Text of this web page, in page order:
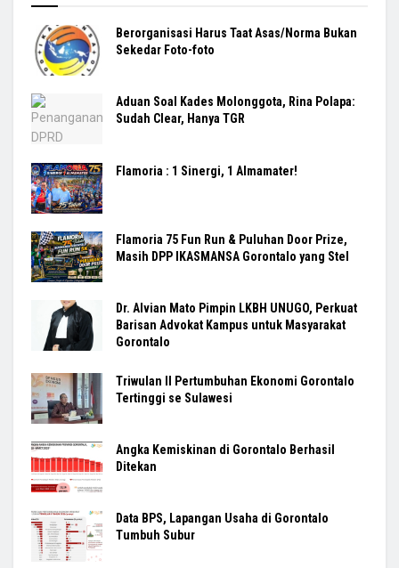
Berorganisasi Harus Taat Asas/Norma Bukan
Sekedar Foto-foto
Aduan Soal Kades Molonggota, Rina Polapa:
Sudah Clear, Hanya TGR
Flamoria : 1 Sinergi, 1 Almamater!
Flamoria 75 Fun Run & Puluhan Door Prize,
Masih DPP IKASMANSA Gorontalo yang Stel
Dr. Alvian Mato Pimpin LKBH UNUGO, Perkuat
Barisan Advokat Kampus untuk Masyarakat
Gorontalo
Triwulan II Pertumbuhan Ekonomi Gorontalo
Tertinggi se Sulawesi
Angka Kemiskinan di Gorontalo Berhasil
Ditekan
Data BPS, Lapangan Usaha di Gorontalo
Tumbuh Subur